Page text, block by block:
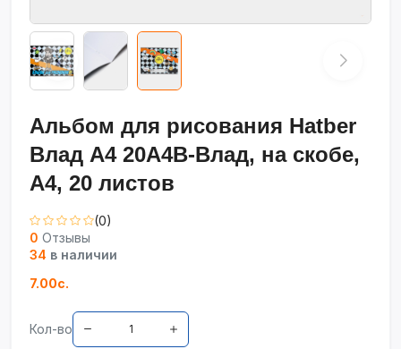
Альбом для рисования Hatber
Влад А4 20А4В-Влад, на скобе,
А4, 20 листов
(0)
0 Отзывы
34 в наличии
7.00с.
Кол-во